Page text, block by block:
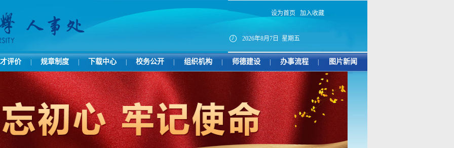
设为首页 加入收藏
2026年8月7日 星期五
评价 规章制度 下载中心 校务公开 组织机构 师德建设 办事流程 图片新闻